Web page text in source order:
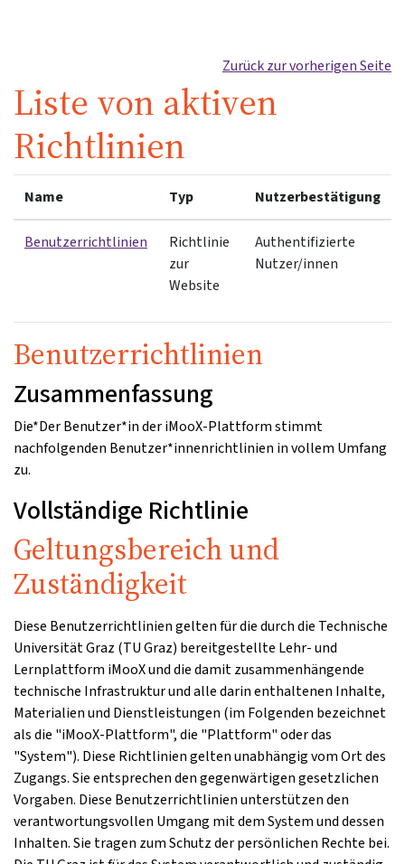
Zurück zur vorherigen Seite
Liste von aktiven
Richtlinien
Name Typ Nutzerbestätigung
Benutzerrichtlinien
Richtlinie
zur
Website
Authentifizierte
Nutzer/innen
Benutzerrichtlinien
Zusammenfassung
Die*Der Benutzer*in der iMooX-Plattform stimmt
nachfolgenden Benutzer*innenrichtlinien in vollem Umfang
zu.
Vollständige Richtlinie
Geltungsbereich und
Zuständigkeit
Diese Benutzerrichtlinien gelten für die durch die Technische
Universität Graz (TU Graz) bereitgestellte Lehr- und
Lernplattform iMooX und die damit zusammenhängende
technische Infrastruktur und alle darin enthaltenen Inhalte,
Materialien und Dienstleistungen (im Folgenden bezeichnet
als die "iMooX-Plattform", die "Plattform" oder das
"System"). Diese Richtlinien gelten unabhängig vom Ort des
Zugangs. Sie entsprechen den gegenwärtigen gesetzlichen
Vorgaben. Diese Benutzerrichtlinien unterstützen den
verantwortungsvollen Umgang mit dem System und dessen
Inhalten. Sie tragen zum Schutz der persönlichen Rechte bei.